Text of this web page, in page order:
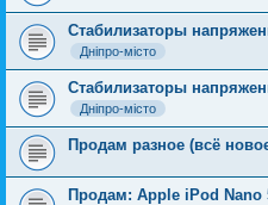
Стабилизаторы
Дніпро-місто
Стабилизаторы
Дніпро-місто
Продам разное (всё
Продам: Apple iPod Nano